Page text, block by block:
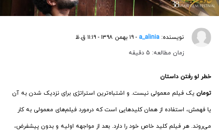
نویسنده: a_alinia - ۱۹ بهمن ۱۳۹۸ - ۱۱:۱۹ ق.ظ
زمان مطالعه: 5 دقیقه
خطر لو رفتن داستان
تومان یک فیلم معمولی نیست. و اشتباه‌ترین استراتژی برای نزدیک شدن به آن
یا فهمش، استفاده از همان کلیدهایی است که درمورد فیلم‌های معمولی به کار
می‌روند. هر فیلم کلید خاص خود را دارد. بعد از مواجهه اولیه و بدون پیشفرض،